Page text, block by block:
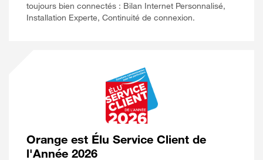
toujours bien connectés : Bilan Internet Personnalisé,
Installation Experte, Continuité de connexion.
Orange est Élu Service Client de
l'Année 2026